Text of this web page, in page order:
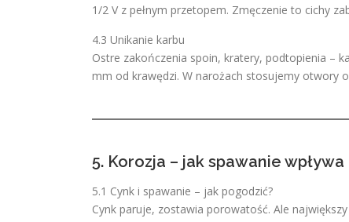
1/2 V z pełnym przetopem. Zmęczenie to cichy
4.3 Unikanie karbu
Ostre zakończenia spoin, kratery, podtopienia –
mm od krawędzi. W narożach stosujemy otwory
5. Korozja – jak spawanie
5.1 Cynk i spawanie – jak pogodzić?
Cynk paruje, zostawia porowatość. Ale